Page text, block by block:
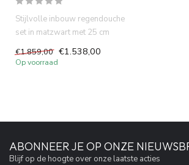
Stijlvolle inbouw regendouche
set in matzwart met 25 cm
hoofddouche en thermosta...
€1.859,00 €1.538,00
Op voorraad
ABONNEER JE OP ONZE
Blijf op de hoogte over onze laatste acties